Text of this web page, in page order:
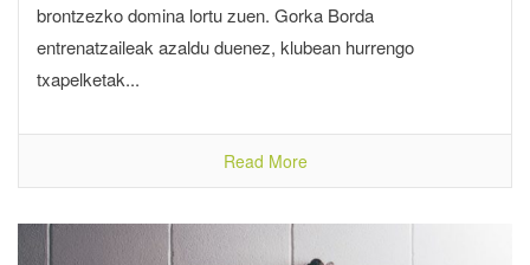
brontzezko domina lortu zuen. Gorka Borda
entrenatzaileak azaldu duenez, klubean hurrengo
txapelketak...
Read More